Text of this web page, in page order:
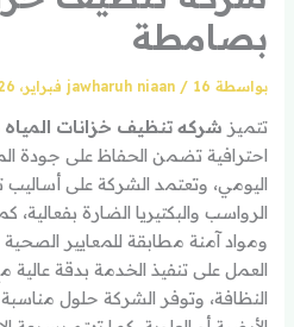
بصامطة
بواسطة jawharuh niaan / 16 فبراير، 2026
تتميز شركه تنظيف خزانات المياه
احترافية تضمن الحفاظ على جودة
اليومي، وتعتمد الشركة على
الرواسب والبكتيريا الضارة
ومواد آمنة مطابقة للمعايير
العمل على تنفيذ الخدمة بدقة عالية
النظافة، وتوفر الشركة حلول